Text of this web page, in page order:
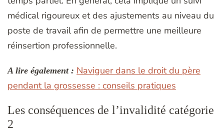
médical rigoureux et des ajustements au niveau du
poste de travail afin de permettre une meilleure
réinsertion professionnelle.
A lire également : Naviguer dans le droit du père
pendant la grossesse : conseils pratiques
Les conséquences de l’invalidité catégorie
2